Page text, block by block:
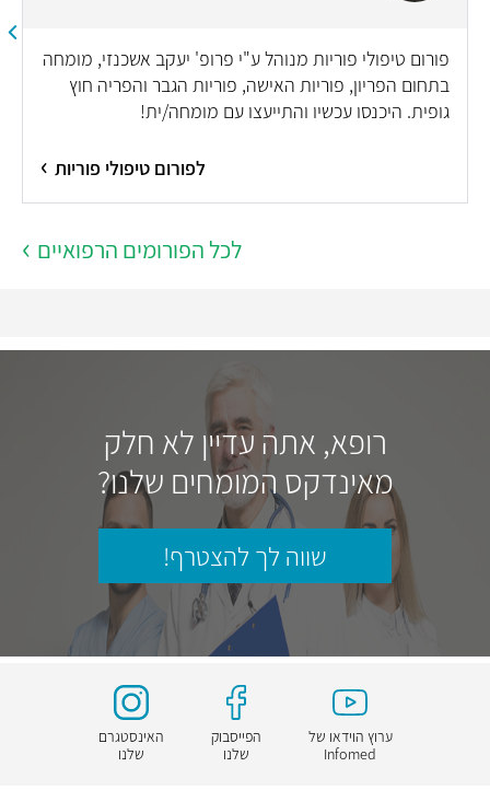
פורום טיפולי פוריות מנוהל ע"י פרופ' יעקב אשכנזי, מומחה
בתחום הפריון, פוריות האישה, פוריות הגבר והפריה חוץ
גופית. היכנסו עכשיו והתייעצו עם מומחה/ית!
לפורום טיפולי פוריות
לכל הפורומים הרפואיים
רופא, אתה עדיין לא חלק
מאינדקס המומחים שלנו?
שווה לך להצטרף!
ערוץ הוידאו של
Infomed
הפייסבוק
שלנו
האינסטגרם
שלנו